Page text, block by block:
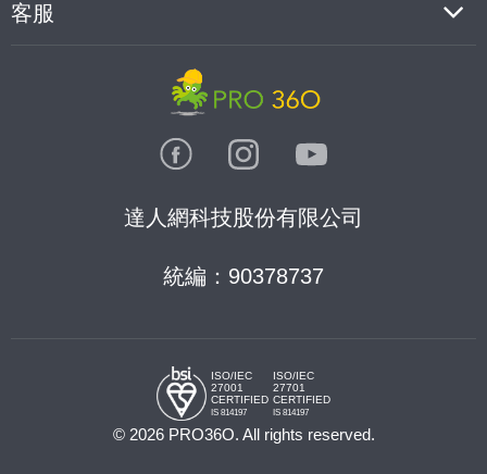
客服
達人網科技股份有限公司
統編：90378737
ISO/IEC
27001
CERTIFIED
IS 814197
ISO/IEC
27701
CERTIFIED
IS 814197
© 2026 PRO36O. All rights reserved.